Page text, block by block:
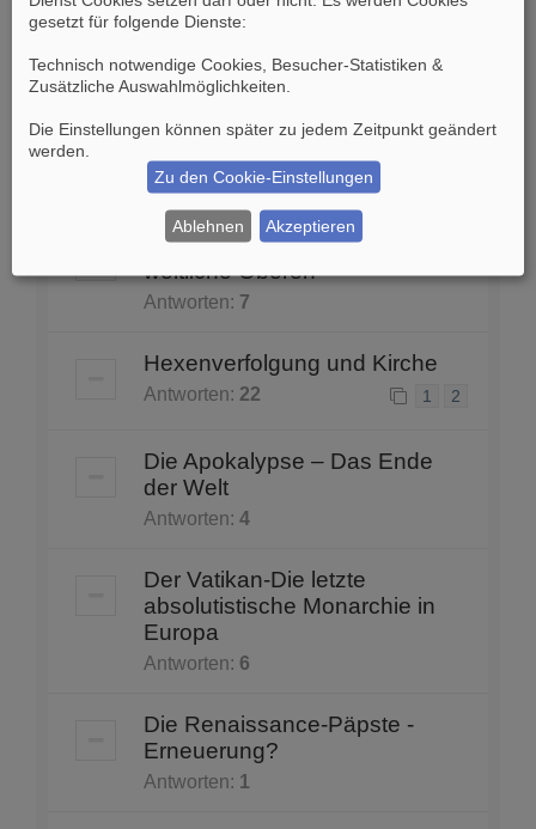
verklärt dargestellt?
1
Untergang von Byzanz: Durch
Kreuzzüge beschleunigt?
Antworten:17
Aufstand gegen die Kirche und
weltliche Oberen
Antworten: 7
Hexenverfolgung und Kirche
Antworten: 22 1 2
Die Apokalypse – Das Ende
der Welt
Antworten: 4
Der Vatikan-Die letzte
absolutistische Monarchie in
Europa
Antworten: 6
Die Renaissance-Päpste -
Erneuerung?
Antworten: 1
gesetzt für folgende Dienste:
Technisch notwendige Cookies, Besucher-Statistiken &
Zusätzliche Auswahlmöglichkeiten
Die Einstellungen können später zu jedem Zeitpunkt geändert
werden.
Zu den Cookie-Einstellungen
Ablehnen Akzeptieren